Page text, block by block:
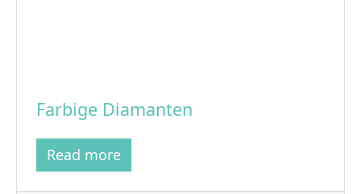
Farbige Diamanten
Read more